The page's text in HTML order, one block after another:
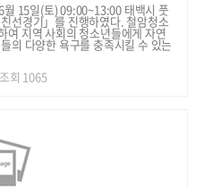
15일(토) 09:00~13:00 태백시 풋
선경기」를 진행하였다. 철암청소
여 지역 사회의 청소년들에게 자연
의 다양한 욕구를 충족시킬 수 있는
회 1065